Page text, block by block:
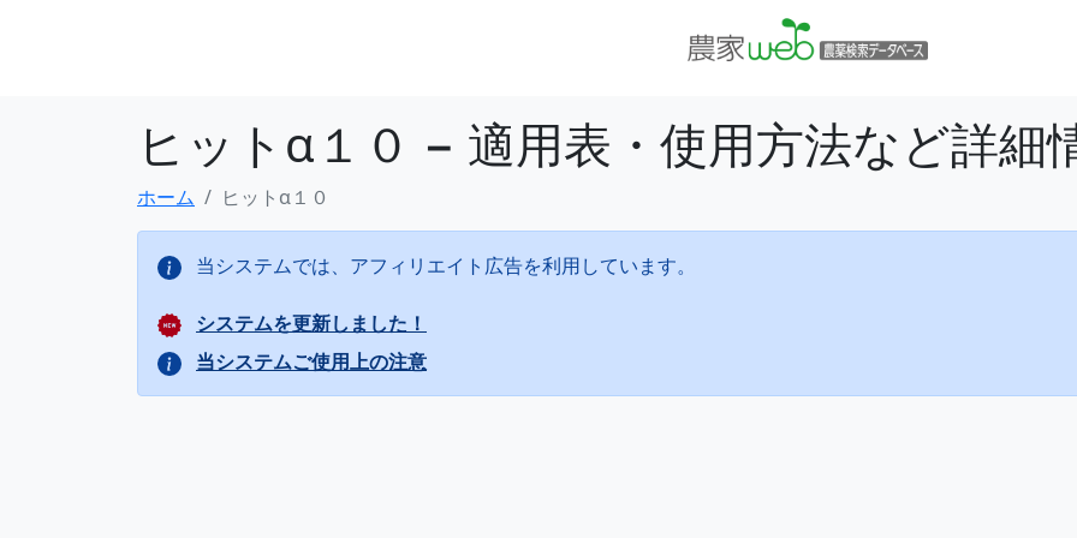
ヒットα１０ − 適用表・使用方法など詳細
ホーム ヒットα１０
当システムでは、アフィリエイト広告を利用しています。
システムを更新しました！
当システムご使用上の注意